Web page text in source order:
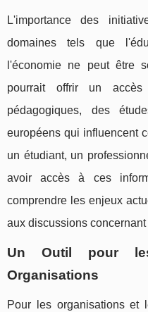
L'importance des
domaines tels que
l'économie ne peut être
pourrait offrir un
pédagogiques, des
européens qui influencent
un étudiant, un
avoir accès à ces
comprendre les enjeux
aux discussions
Un Outil pour
Organisations
Pour les organisations et